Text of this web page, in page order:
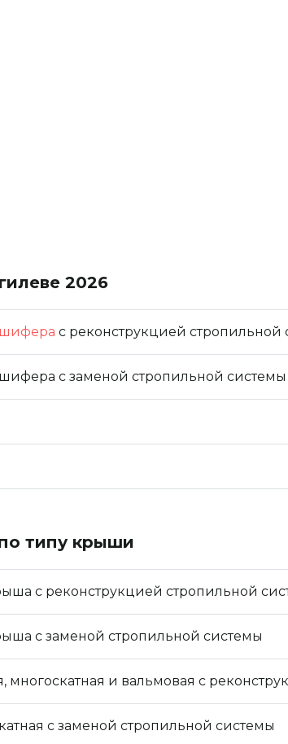
2026
шифера c реконструкцией стропильной
с заменой стропильной системы
типу крыши
с реконструкцией стропильной
с заменой стропильной системы
многоскатная и вальмовая с
с заменой стропильной системы